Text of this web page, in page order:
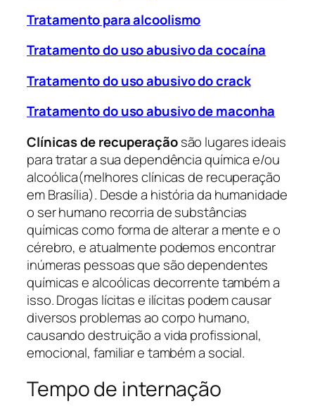
Tratamento para alcoolismo
Tratamento do uso abusivo da cocaína
Tratamento do uso abusivo do crack
Tratamento do uso abusivo de maconha
Clínicas de recuperaçãosão lugares ideais
para tratar a sua dependência química e/ou
alcoólica(melhores clínicas de recuperação
em Brasília). Desde a história da humanidade
o ser humano recorria de substâncias
químicas como forma de alterar a mente e o
cérebro, e atualmente podemos encontrar
inúmeras pessoas que são dependentes
químicas e alcoólicas decorrente também a
isso. Drogas lícitas e ilícitas podem causar
diversos problemas ao corpo humano,
causando destruição a vida profissional,
emocional, familiar e também a social.
Tempo de internação